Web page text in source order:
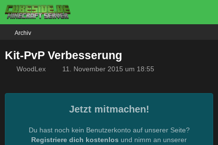
Archiv
Kit-PvP Verbesserung
WoodLex 11. November 2015 um 18:55
Jetzt mitmachen!
Du hast noch kein Benutzerkonto auf unserer Seite?
Registriere dich kostenlos und nimm an unserer